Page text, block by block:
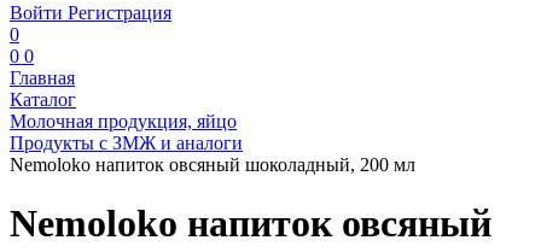
Войти Регистрация
0
0 0
Главная
Каталог
Молочная продукция, яйцо
Продукты с ЗМЖ и аналоги
Nemoloko напиток овсяный шоколадный, 200 мл
Nemoloko напиток овсяный